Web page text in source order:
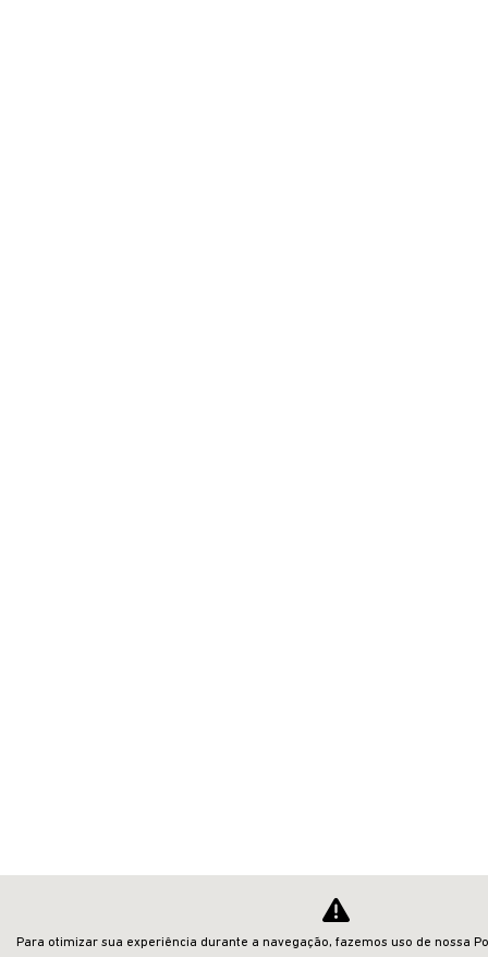
Para otimizar sua experiência durante a navegação, fazemos uso de nossa